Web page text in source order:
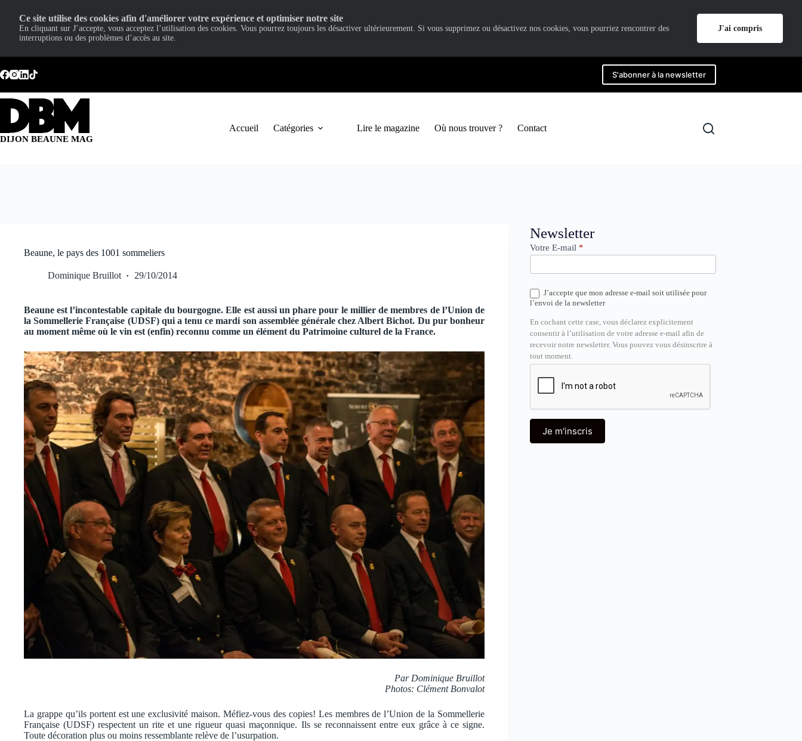
au
contenu
S'abonner à la newsletter
DIJON BEAUNE MAG
Accueil Catégories Lire le magazine Où nous trouver ? Contact
Beaune, le pays des 1001 sommeliers
Dominique Bruillot 29/10/2014
Beaune est l’incontestable capitale du bourgogne. Elle est aussi un phare pour le millier de membres de l’Union de
la Sommellerie Française (UDSF) qui a tenu ce mardi son assemblée générale chez Albert Bichot. Du pur bonheur
au moment même où le vin est (enfin) reconnu comme un élément du Patrimoine culturel de la France.
Par Dominique Bruillot
Photos: Clément Bonvalot
La grappe qu’ils portent est une exclusivité maison. Méfiez-vous des copies! Les membres de l’Union de la Sommellerie
Française (UDSF) respectent un rite et une rigueur quasi maçonnique. Ils se reconnaissent entre eux grâce à ce signe.
Toute décoration plus ou moins ressemblante relève de l’usurpation.
Newsletter
Newsletter
Votre E-mail *
J’accepte que mon adresse e-mail soit utilisée pour
l’envoi de la newsletter
En cochant cette case, vous déclarez explicitement
consentir à l’utilisation de votre adresse e-mail afin de
recevoir notre newsletter. Vous pouvez vous désinscrire à
tout moment.
Je m'inscris
Ce site utilise des cookies afin d'améliorer votre expérience et optimiser notre site
En cliquant sur J’accepte, vous acceptez l’utilisation des cookies. Vous pourrez toujours les désactiver ultérieurement. Si vous supprimez ou désactivez nos cookies, vous pourriez rencontrer des
interruptions ou des problèmes d’accès au site.
J'ai compris